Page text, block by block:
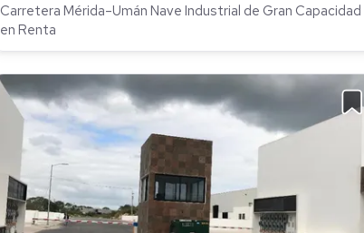
Carretera Mérida–Umán Nave Industrial de Gran Capacidad
en Renta